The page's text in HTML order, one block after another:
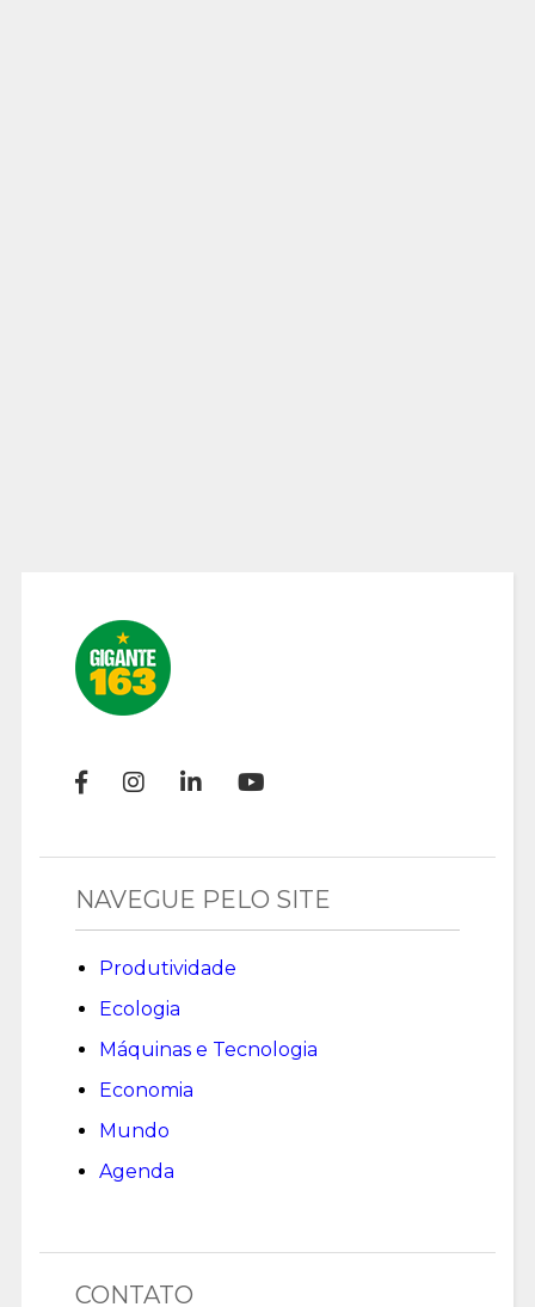
NAVEGUE PELO SITE
Produtividade
Ecologia
Máquinas e Tecnologia
Economia
Mundo
Agenda
CONTATO